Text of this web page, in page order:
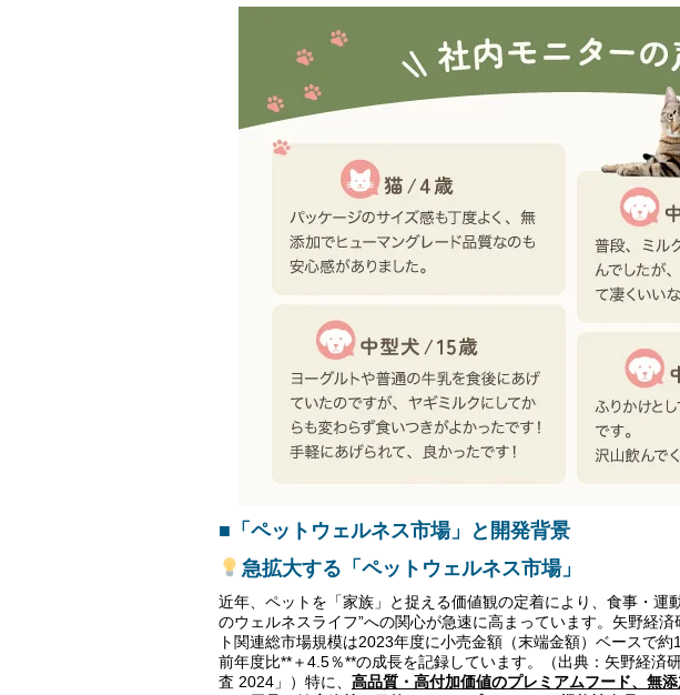
■「ペットウェルネス市場」と開発背景
急拡大する「ペットウェルネス市場」
近年、ペットを「家族」と捉える価値観の定着により、食事・運
のウェルネスライフ”への関心が急速に高まっています。矢野経
ト関連総市場規模は2023年度に小売金額（末端金額）ベースで約
前年度比**＋4.5％**の成長を記録しています。（出典：矢野経済
査 2024」）特に、 高品質・高付加価値のプレミアムフード、無